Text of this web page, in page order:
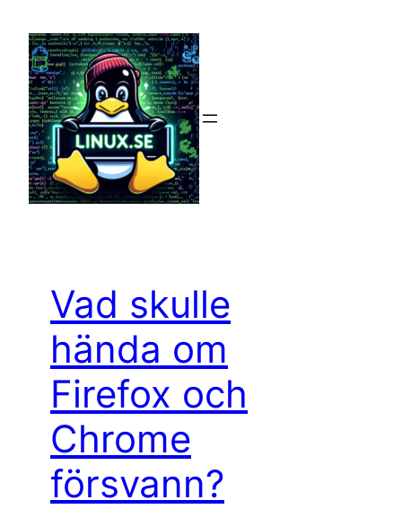
innehåll
Vad skulle
hända om
Firefox och
Chrome
försvann?